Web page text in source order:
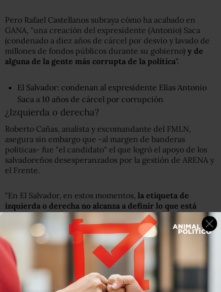
Pero Rafael Castellanos subraya cómo ha acabado en
GANA, "una creación del expresidente (Antonio) Saca
(condenado a diez años de cárcel por desvío y lavado de
millones de fondos públicos durante su gobierno) y de
alguna de la gente más corrupta de la política".
El Salvador: condenan al expresidente Elías Antonio
Saca a 10 años de cárcel por corrupción
¿Izquierda o derecha?
Roberto Cañas, analista y excomandante del FMLN,
asegura sin embargo que -al margen de banderas
políticas- fue "el candidato" el que logró el apoyo de los
salvadoreños desesperanzados por la gestión de ARENA y
el Frente.
"En El Salvador, en estos momentos, la etiqueta de
izquierda o derecha no alcanza a definir lo que está
La figura de Bukele es la determinante", asegura
en entrevista con BBC Mundo.
"Bukele no está vinculado a ese pasado político de El
Salvador,en el que se decía que eras de ARENA o del
FMLN. Es un hombre sin prejuicios ideológicos, no mira
hacia atrás sino que piensa en construir un futuro